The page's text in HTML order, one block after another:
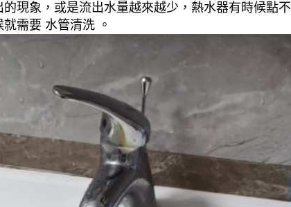
現象，或是流出水量越來越少，熱水器有時候點
需要 水管清洗 。